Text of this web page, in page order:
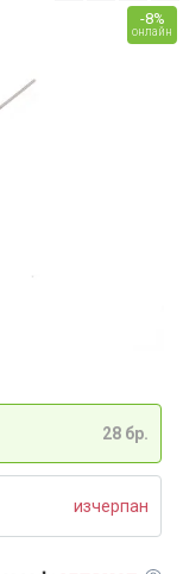
28 бр.
изчерпан
-8%
онлайн